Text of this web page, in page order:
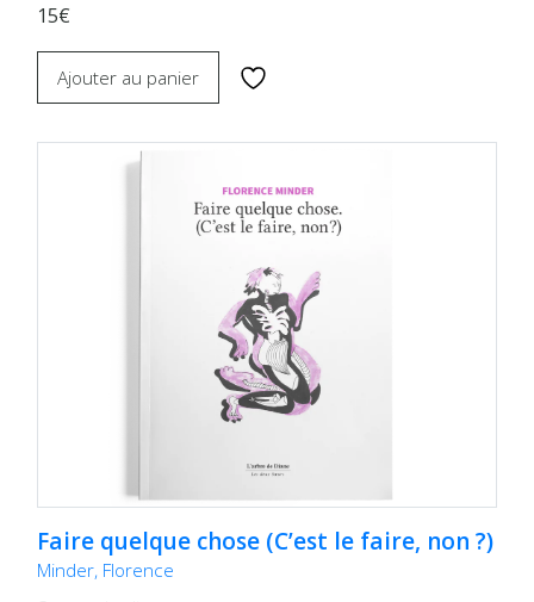
15€
Ajouter au panier
Faire quelque chose (C’est le faire, non ?)
Minder, Florence